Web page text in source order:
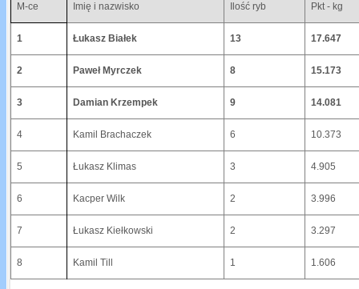
M-ce Imię i nazwisko Ilość ryb Pkt - kg
1 Łukasz Białek 13 17.647
2 Paweł Myrczek 8 15.173
3 Damian Krzempek 9 14.081
4 Kamil Brachaczek 6 10.373
5 Łukasz Klimas 3 4.905
6 Kacper Wilk 2 3.996
7 Łukasz Kiełkowski 2 3.297
8 Kamil Till 1 1.606